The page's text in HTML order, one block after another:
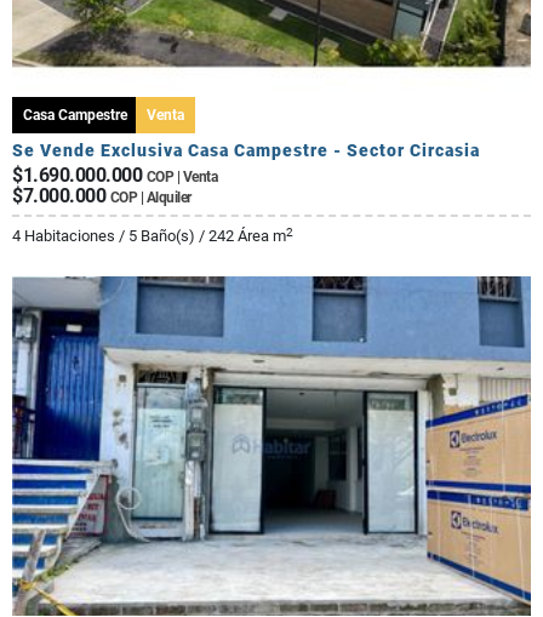
Casa Campestre Venta
Se Vende Exclusiva Casa Campestre - Sector Circasia
$1.690.000.000 COP | Venta
$7.000.000 COP | Alquiler
4 Habitaciones / 5 Baño(s) / 242 Área m2